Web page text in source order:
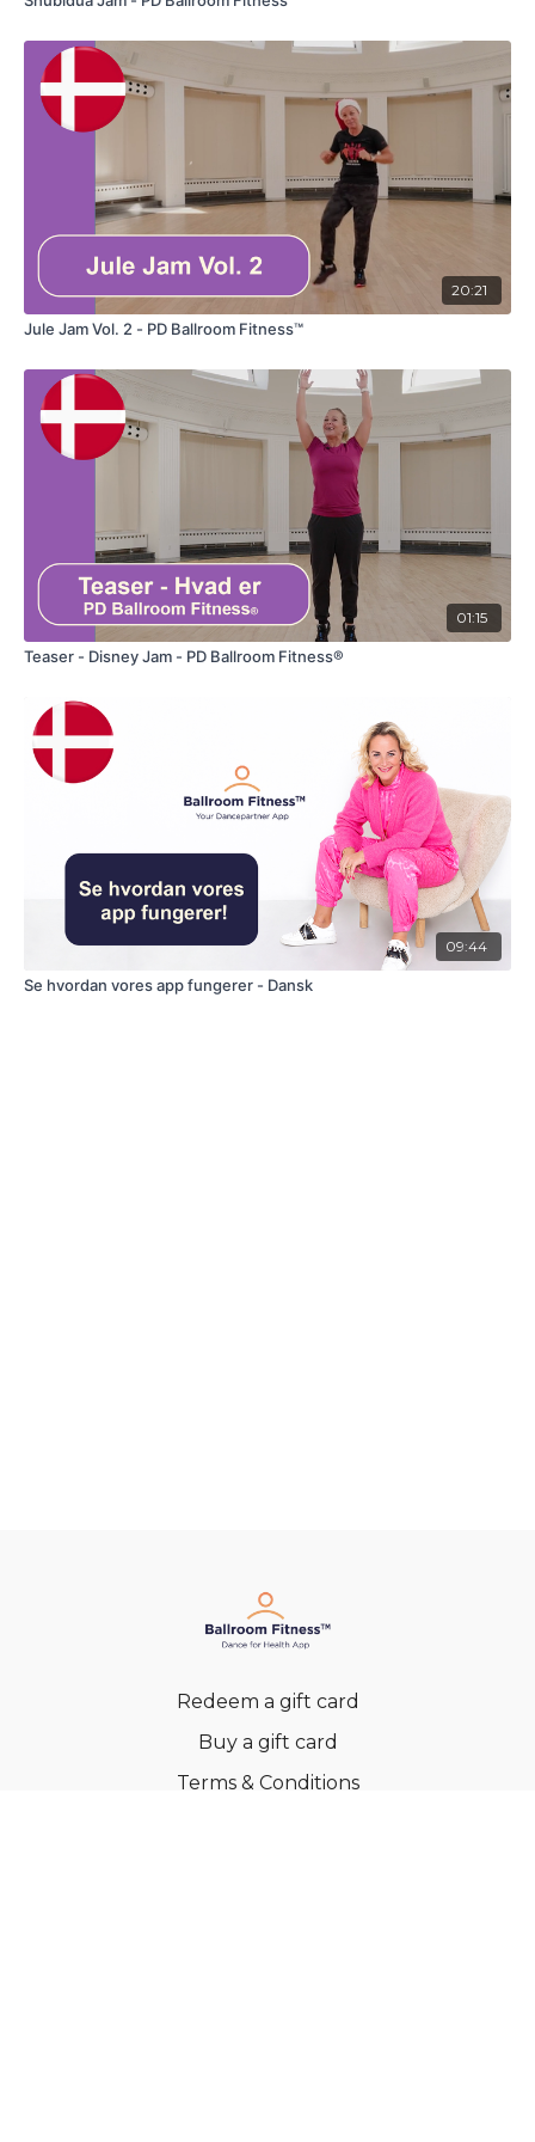
20:11 Viennese waltz
23:58 Jive
20:21
Jule Jam Vol. 2 - PD Ballroom Fitness™
01:15
Teaser - Disney Jam - PD Ballroom Fitness®
09:44
Se hvordan vores app fungerer - Dansk
Redeem a gift card
Buy a gift card
Terms & Conditions